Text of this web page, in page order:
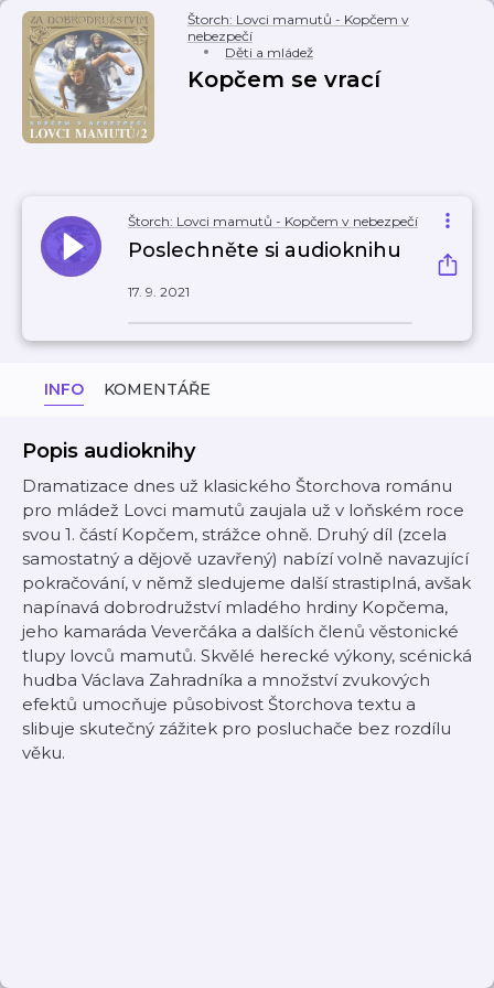
Štorch: Lovci mamutů - Kopčem v
nebezpečí
Děti a mládež
Kopčem se vrací
Štorch: Lovci mamutů - Kopčem v nebezpečí
Poslechněte si audioknihu
17. 9. 2021
INFO KOMENTÁŘE
Popis audioknihy
Dramatizace dnes už klasického Štorchova románu
pro mládež Lovci mamutů zaujala už v loňském roce
svou 1. částí Kopčem, strážce ohně. Druhý díl (zcela
samostatný a dějově uzavřený) nabízí volně navazující
pokračování, v němž sledujeme další strastiplná, avšak
napínavá dobrodružství mladého hrdiny Kopčema,
jeho kamaráda Veverčáka a dalších členů věstonické
tlupy lovců mamutů. Skvělé herecké výkony, scénická
hudba Václava Zahradníka a množství zvukových
efektů umocňuje působivost Štorchova textu a
slibuje skutečný zážitek pro posluchače bez rozdílu
věku.